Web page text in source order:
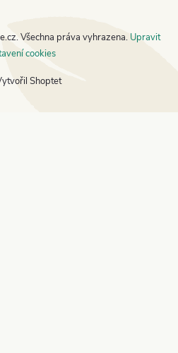
Shoptet
. Všechna práva vyhrazena. Upravit
cookies